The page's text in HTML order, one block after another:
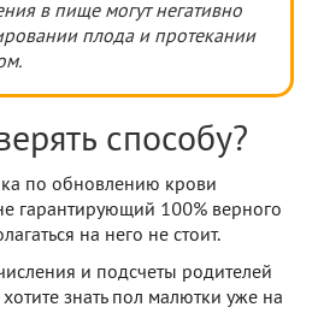
в пище могут негативно
плода и протекании
способу?
по обновлению крови
гарантирующий 100% верного
на него не стоит.
и подсчеты родителей
знать пол малютки уже на